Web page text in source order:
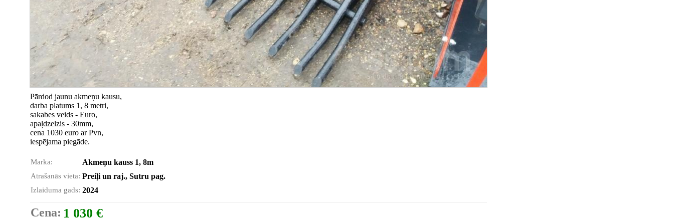
Pārdod jaunu akmeņu kausu,
darba platums 1, 8 metri,
sakabes veids - Euro,
apaļdzelzis - 30mm,
cena 1030 euro ar Pvn,
iespējama piegāde.
Marka: Akmeņu kauss 1, 8m
Atrašanās vieta: Preiļi un raj., Sutru pag.
Izlaiduma gads: 2024
Cena: 1 030 €